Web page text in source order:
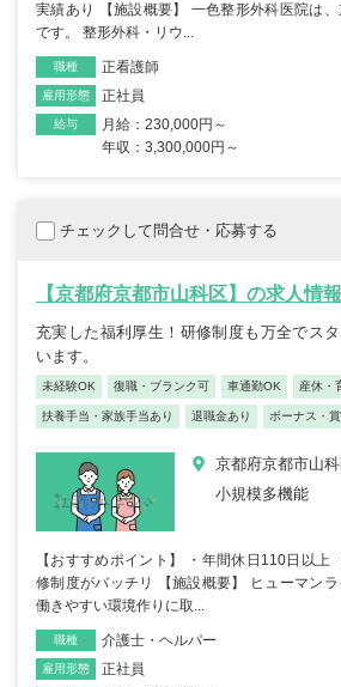
実績あり 【施設概要】 一色整形外科医院は
です。 整形外科・リウ...
職種 正看護師
雇用形態 正社員
給与
月給：230,000円～
年収：3,300,000円～
チェックして問合せ・応募する
【京都府京都市山科区】の求人情報
充実した福利厚生！研修制度も万全でス
います。
未経験OK 復職・ブランク可 車通勤OK 産休・
扶養手当・家族手当あり 退職金あり ボーナス・
京都府京都市山
小規模多機能
【おすすめポイント】 ・年間休日110日以上
修制度がバッチリ 【施設概要】 ヒューマン
働きやすい環境作りに取...
職種 介護士・ヘルパー
雇用形態 正社員